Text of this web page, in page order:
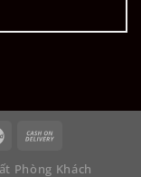
Phòng Khách